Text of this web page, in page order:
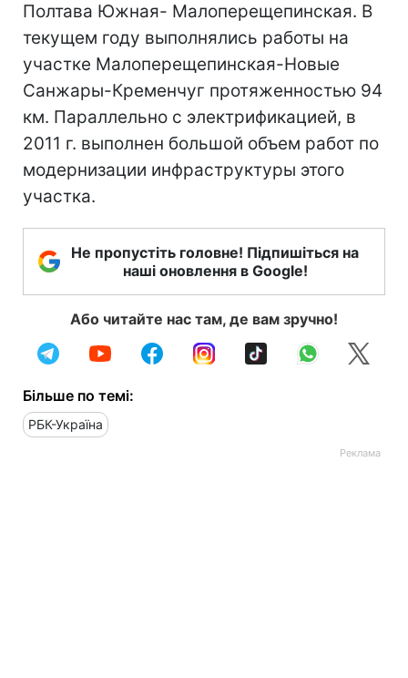
Полтава Южная- Малоперещепинская. В
текущем году выполнялись работы на
участке Малоперещепинская-Новые
Санжары-Кременчуг протяженностью 94
км. Параллельно с электрификацией, в
2011 г. выполнен большой объем работ по
модернизации инфраструктуры этого
участка.
Не пропустіть головне! Підпишіться на
наші оновлення в Google!
Або читайте нас там, де вам зручно!
Більше по темі:
РБК-Україна